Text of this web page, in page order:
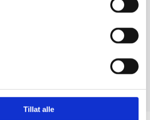
Tillat alle